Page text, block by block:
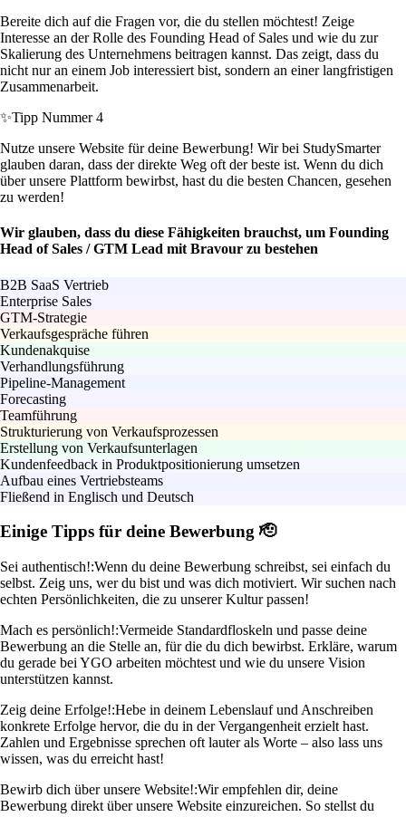
Bereite dich auf die Fragen vor, die du stellen möchtest! Zeige
Interesse an der Rolle des Founding Head of Sales und wie du zur
Skalierung des Unternehmens beitragen kannst. Das zeigt, dass du
nicht nur an einem Job interessiert bist, sondern an einer langfristigen
Zusammenarbeit.
✨Tipp Nummer 4
Nutze unsere Website für deine Bewerbung! Wir bei StudySmarter
glauben daran, dass der direkte Weg oft der beste ist. Wenn du dich
über unsere Plattform bewirbst, hast du die besten Chancen, gesehen
zu werden!
Wir glauben, dass du diese Fähigkeiten brauchst, um Founding
Head of Sales / GTM Lead mit Bravour zu bestehen
B2B SaaS Vertrieb
Enterprise Sales
GTM-Strategie
Verkaufsgespräche führen
Kundenakquise
Verhandlungsführung
Pipeline-Management
Forecasting
Teamführung
Strukturierung von Verkaufsprozessen
Erstellung von Verkaufsunterlagen
Kundenfeedback in Produktpositionierung umsetzen
Aufbau eines Vertriebsteams
Fließend in Englisch und Deutsch
Einige Tipps für deine Bewerbung 🫡
Sei authentisch!:Wenn du deine Bewerbung schreibst, sei einfach du
selbst. Zeig uns, wer du bist und was dich motiviert. Wir suchen nach
echten Persönlichkeiten, die zu unserer Kultur passen!
Mach es persönlich!:Vermeide Standardfloskeln und passe deine
Bewerbung an die Stelle an, für die du dich bewirbst. Erkläre, warum
du gerade bei YGO arbeiten möchtest und wie du unsere Vision
unterstützen kannst.
Zeig deine Erfolge!:Hebe in deinem Lebenslauf und Anschreiben
konkrete Erfolge hervor, die du in der Vergangenheit erzielt hast.
Zahlen und Ergebnisse sprechen oft lauter als Worte – also lass uns
wissen, was du erreicht hast!
Bewirb dich über unsere Website!:Wir empfehlen dir, deine
Bewerbung direkt über unsere Website einzureichen. So stellst du